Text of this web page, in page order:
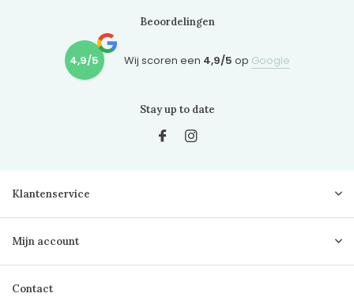
Beoordelingen
4,9/5 Wij scoren een 4,9/5 op Google
Stay up to date
Klantenservice
Mijn account
Contact